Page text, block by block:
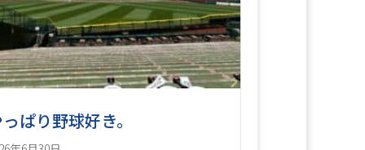
ぱり野球好き。